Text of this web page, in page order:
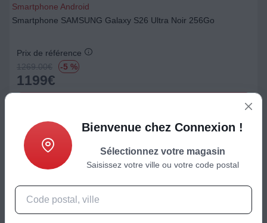
Smartphone Android
Smartphone SAMSUNG Galaxy S26 Ultra Noir 256Go
Prix de référence
1269.00€ -5 %
1199€
Bienvenue chez Connexion !
Sélectionnez votre magasin
Saisissez votre ville ou votre code postal